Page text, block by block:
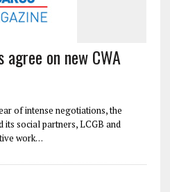
agree on new CWA
of intense negotiations, the
social partners, LCGB and
work…